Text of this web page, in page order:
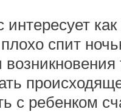
интересует
спит
с ребенком